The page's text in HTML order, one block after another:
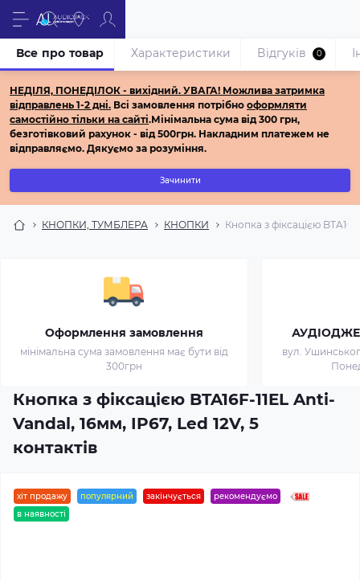
НЕДІЛЯ, ПОНЕДІЛОК - вихідний. УВАГА! Можлива затримка
відправлень 1-2 дні. Всі замовлення потрібно оформляти
самостійно тільки на сайті.Мінімальна сума від 300 грн,
безготівковий рахунок - від 500грн. Накладним платежем не
відправляємо. Дякуємо за розуміння.
Зачинити
КНОПКИ, ТУМБЛЕРА КНОПКИ Кнопка з фіксацією
Оформлення замовлення
мінімальна сума замовлення має бути від
300грн
вул.
Кнопка з фіксацією BTA16F-11EL Anti-
Vandal, 16мм, IP67, Led 12V, 5
контактів
Все про товар Характеристики Відгуків 0
хіт продажу популярний закінчується
рекомендуємо
в наявності